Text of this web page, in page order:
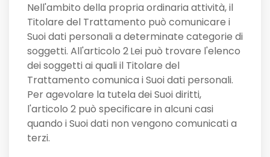
Nell'ambito della propria ordinaria attività, il
Titolare del Trattamento può comunicare i
Suoi dati personali a determinate categorie di
soggetti. All'articolo 2Lei può trovare l'elenco
dei soggetti ai quali il Titolare del
Trattamento comunica i Suoi dati personali.
Per agevolare la tutela dei Suoi diritti,
l'articolo 2 può specificare in alcuni casi
quando i Suoi dati non vengono comunicati a
terzi.